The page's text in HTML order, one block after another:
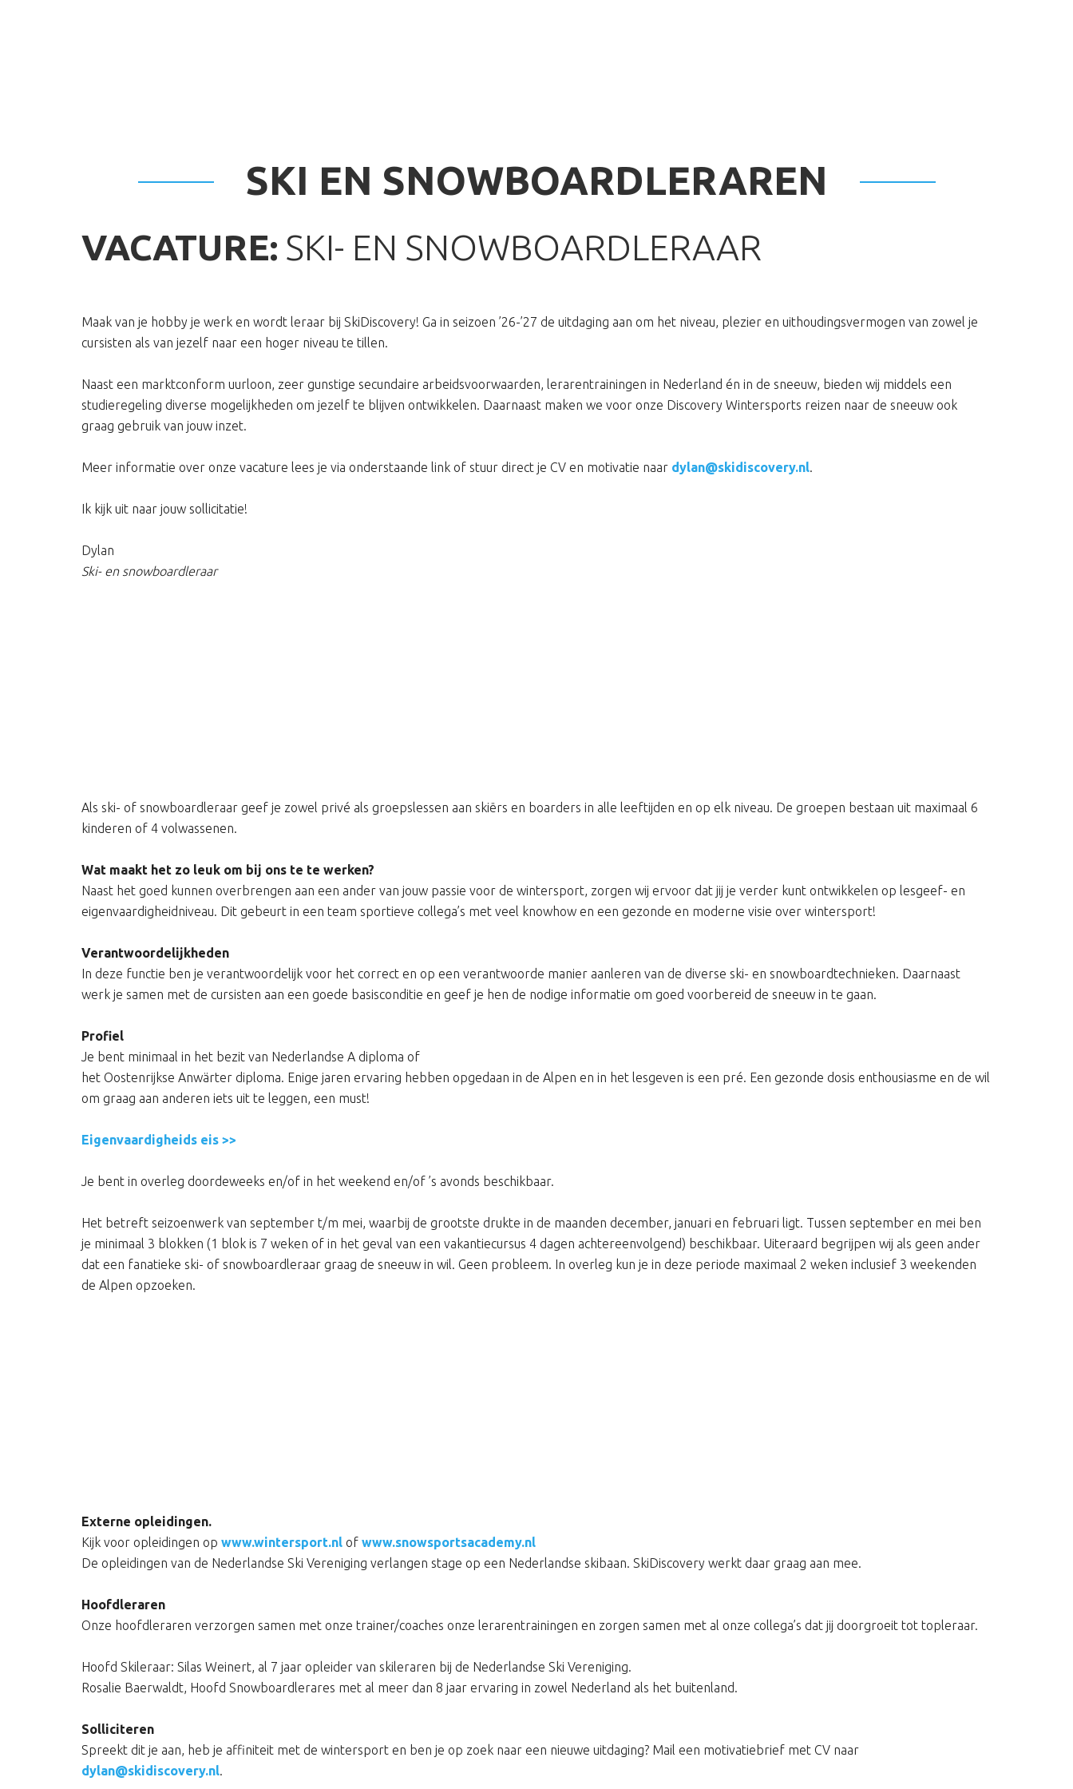
SKI EN SNOWBOARDLERAREN
VACATURE: SKI- EN SNOWBOARDLERAAR
Maak van je hobby je werk en wordt leraar bij SkiDiscovery! Ga in seizoen ’26-’27 de uitdaging aan om het niveau, plezier en uithoudingsvermogen van zowel je
cursisten als van jezelf naar een hoger niveau te tillen.
Naast een marktconform uurloon, zeer gunstige secundaire arbeidsvoorwaarden, lerarentrainingen in Nederland én in de sneeuw, bieden wij middels een
studieregeling diverse mogelijkheden om jezelf te blijven ontwikkelen. Daarnaast maken we voor onze Discovery Wintersports reizen naar de sneeuw ook
graag gebruik van jouw inzet.
Meer informatie over onze vacature lees je via onderstaande link of stuur direct je CV en motivatie naar dylan@skidiscovery.nl.
Ik kijk uit naar jouw sollicitatie!
Dylan
Ski- en snowboardleraar
Als ski- of snowboardleraar geef je zowel privé als groepslessen aan skiërs en boarders in alle leeftijden en op elk niveau. De groepen bestaan uit maximaal 6
kinderen of 4 volwassenen.
Wat maakt het zo leuk om bij ons te te werken?
Naast het goed kunnen overbrengen aan een ander van jouw passie voor de wintersport, zorgen wij ervoor dat jij je verder kunt ontwikkelen op lesgeef- en
eigenvaardigheidniveau. Dit gebeurt in een team sportieve collega’s met veel knowhow en een gezonde en moderne visie over wintersport!
Verantwoordelijkheden
In deze functie ben je verantwoordelijk voor het correct en op een verantwoorde manier aanleren van de diverse ski- en snowboardtechnieken. Daarnaast
werk je samen met de cursisten aan een goede basisconditie en geef je hen de nodige informatie om goed voorbereid de sneeuw in te gaan.
Profiel
Je bent minimaal in het bezit van Nederlandse A diploma of
het Oostenrijkse Anwärter diploma. Enige jaren ervaring hebben opgedaan in de Alpen en in het lesgeven is een pré. Een gezonde dosis enthousiasme en de wil
om graag aan anderen iets uit te leggen, een must!
Eigenvaardigheids eis >>
Je bent in overleg doordeweeks en/of in het weekend en/of ’s avonds beschikbaar.
Het betreft seizoenwerk van september t/m mei, waarbij de grootste drukte in de maanden december, januari en februari ligt. Tussen september en mei ben
je minimaal 3 blokken (1 blok is 7 weken of in het geval van een vakantiecursus 4 dagen achtereenvolgend) beschikbaar. Uiteraard begrijpen wij als geen ander
dat een fanatieke ski- of snowboardleraar graag de sneeuw in wil. Geen probleem. In overleg kun je in deze periode maximaal 2 weken inclusief 3 weekenden
de Alpen opzoeken.
Externe opleidingen.
Kijk voor opleidingen op www.wintersport.nl of www.snowsportsacademy.nl
De opleidingen van de Nederlandse Ski Vereniging verlangen stage op een Nederlandse skibaan. SkiDiscovery werkt daar graag aan mee.
Hoofdleraren
Onze hoofdleraren verzorgen samen met onze trainer/coaches onze lerarentrainingen en zorgen samen met al onze collega’s dat jij doorgroeit tot topleraar.
Hoofd Skileraar: Silas Weinert, al 7 jaar opleider van skileraren bij de Nederlandse Ski Vereniging.
Rosalie Baerwaldt, Hoofd Snowboardlerares met al meer dan 8 jaar ervaring in zowel Nederland als het buitenland.
Solliciteren
Spreekt dit je aan, heb je affiniteit met de wintersport en ben je op zoek naar een nieuwe uitdaging? Mail een motivatiebrief met CV naar
dylan@skidiscovery.nl.